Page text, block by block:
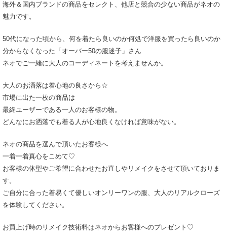
海外＆国内ブランドの商品をセレクト、他店と競合の少ない商品がネオの
魅力です。
50代になった頃から、何を着たら良いのか何処で洋服を買ったら良いのか
分からなくなった「オーバー50の服迷子」さん
ネオでご一緒に大人のコーディネートを考えませんか。
大人のお洒落は着心地の良さから☆
市場に出た一枚の商品は
最終ユーザーである一人のお客様の物。
どんなにお洒落でも着る人が心地良くなければ意味がない。
ネオの商品を選んで頂いたお客様へ
一着一着真心をこめて♡
お客様の体型やご希望に合わせたお直しやリメイクをさせて頂いておりま
す。
ご自分に合った着易くて優しいオンリーワンの服、大人のリアルクローズ
を体験してください。
お買上げ時のリメイク技術料はネオからお客様へのプレゼント♡